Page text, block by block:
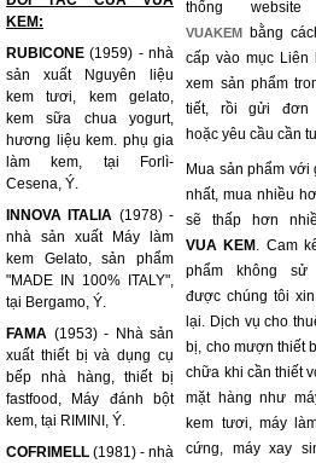
KEM:
RUBICONE (1959) - nhà
sản xuất Nguyên liệu
kem tươi, kem gelato,
kem sữa chua yogurt,
hương liệu kem. phụ gia
làm kem, tại Forlì-
Cesena, Ý.
INNOVA ITALIA (1978) -
nhà sản xuất Máy làm
kem Gelato, sản phẩm
"MADE IN 100% ITALY",
tại Bergamo, Ý.
FAMA (1953) - Nhà sản
xuất thiết bị và dụng cụ
bếp nhà hàng, thiết bị
fastfood, Máy đánh bột
kem, tại RIMINI, Ý.
COFRIMELL (1981) - nhà
thống
VUAKEM bằng
cấp vào mục Liên
xem sản phẩm
tiết, rồi gửi đơn
hoặc yêu cầu cần
Mua sản phẩm với
nhất, mua nhiều
sẽ thấp hơn
VUA KEM . Cam
phẩm không sử
được chúng tôi
lại. Dịch vụ cho
bị, cho mượn thiết
chữa khi cần thiết
mặt hàng như
kem tươi, máy
cứng, máy xay